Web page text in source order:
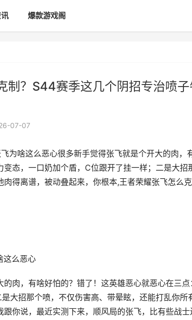
爆款游戏阁
制？S44赛季这几个阴招专治喷
07-07
为啥这么恶心很多新手觉得张飞就是个开大的肉，
态，一口奶加个盾，C位跟开了挂一样；二是大招
肉得离谱，被动叠起来，你根本,王者荣耀张飞怎么
这么恶心
肉，有啥好怕的？错了！这英雄恶心就恶心在三
大招那个喷，不仅伤害高、带晕眩，还能打乱你所
跟你说，最近实测下来，顺风局的张飞，比有些战